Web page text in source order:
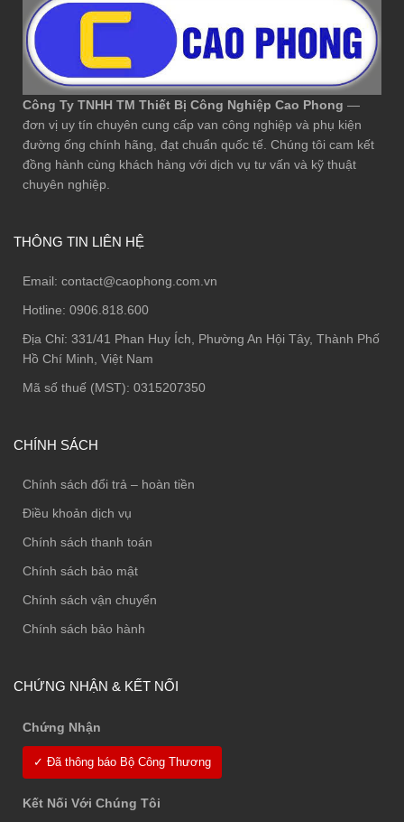
Công Ty TNHH TM Thiết Bị Công Nghiệp Cao Phong —
đơn vị uy tín chuyên cung cấp van công nghiệp và phụ kiện
đường ống chính hãng, đạt chuẩn quốc tế. Chúng tôi cam kết
đồng hành cùng khách hàng với dịch vụ tư vấn và kỹ thuật
chuyên nghiệp.
THÔNG TIN LIÊN HỆ
Email: contact@caophong.com.vn
Hotline: 0906.818.600
Địa Chỉ: 331/41 Phan Huy Ích, Phường An Hội Tây, Thành Phố
Hồ Chí Minh, Việt Nam
Mã số thuế (MST): 0315207350
CHÍNH SÁCH
Chính sách đổi trả – hoàn tiền
Điều khoản dịch vụ
Chính sách thanh toán
Chính sách bảo mật
Chính sách vận chuyển
Chính sách bảo hành
CHỨNG NHẬN & KẾT NỐI
Chứng Nhận
✓ Đã thông báo Bộ Công Thương
Kết Nối Với Chúng Tôi